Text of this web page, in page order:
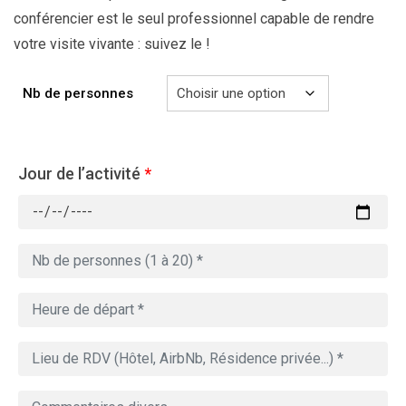
conférencier est le seul professionnel capable de rendre
votre visite vivante : suivez le !
Nb de personnes
Jour de l’activité *